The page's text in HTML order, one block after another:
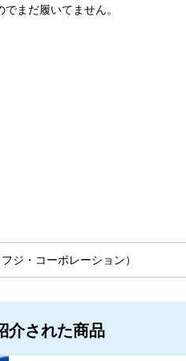
まだ履いてません。
ジ・コーポレーション）
介された商品